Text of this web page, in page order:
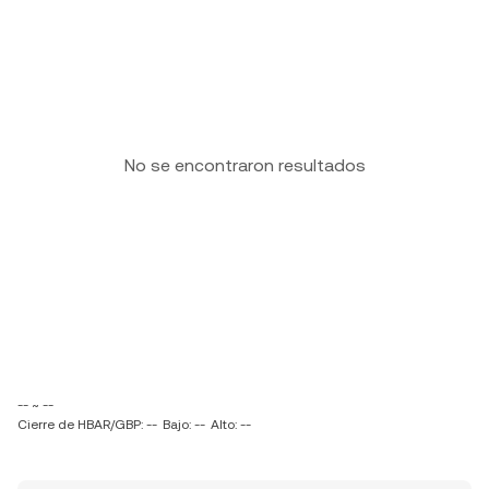
No se encontraron resultados
-- ~ --
Cierre de HBAR/GBP: -- Bajo: -- Alto: --